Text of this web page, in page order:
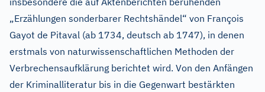
„Erzählungen sonderbarer Rechtshändel“ von François
Gayot de Pitaval (ab 1734, deutsch ab 1747), in denen
erstmals von naturwissenschaftlichen Methoden der
Verbrechensaufklärung berichtet wird. Von den Anfängen
der Kriminalliteratur bis in die Gegenwart bestärkten